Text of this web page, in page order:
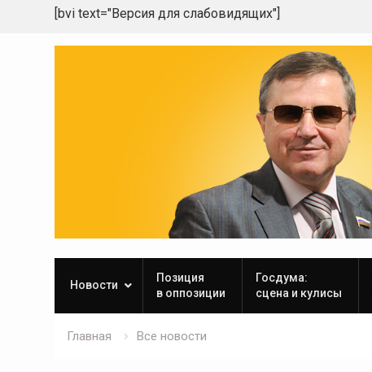
[bvi text="Версия для слабовидящих"]
Новости
Позиция
в оппозиции
Госдума:
сцена и кулисы
Главная Все новости